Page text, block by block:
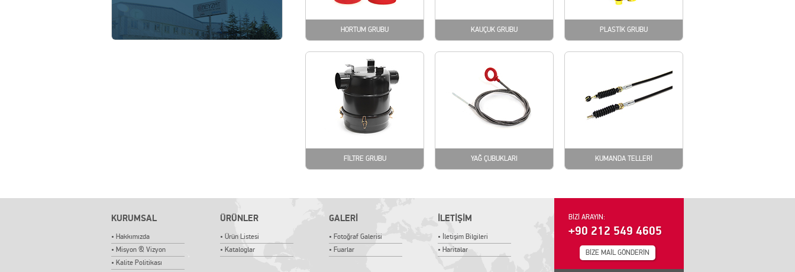
HORTUM GRUBU KAUÇUK GRUBU PLASTİK GRUBU
FİLTRE GRUBU YAĞ ÇUBUKLARI KUMANDA TELLERİ
KURUMSAL
• Hakkımızda
• Misyon & Vizyon
• Kalite Politikası
ÜRÜNLER
• Ürün Listesi
• Kataloglar
GALERİ
• Fotoğraf Galerisi
• Fuarlar
İLETİŞİM
• İletişim Bilgileri
• Haritalar
BİZİ ARAYIN:
+90 212 549 4605
BİZE MAİL GÖNDERİN